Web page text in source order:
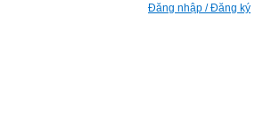
Đăng nhập / Đăng ký